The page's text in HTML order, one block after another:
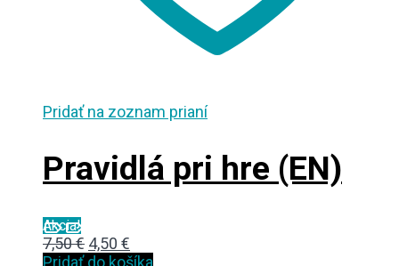
Pridať na zoznam prianí
Pravidlá pri hre (EN)
Akcia!
7,50€ Original
price
4,50 €
price
Pridať do košíka